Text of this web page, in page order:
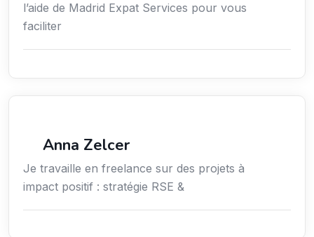
l’aide de Madrid Expat Services pour vous
faciliter
Anna Zelcer
Je travaille en freelance sur des projets à
impact positif : stratégie RSE &